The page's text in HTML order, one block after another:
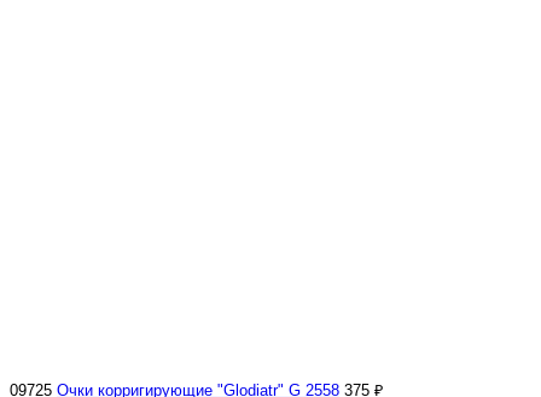
09725 Очки корригирующие "Glodiatr" G 2558 375 ₽